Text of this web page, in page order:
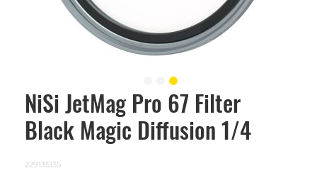
NiSi JetMag Pro 67 Filter
Black Magic Diffusion 1/4
229135135
Skip
beginning
images